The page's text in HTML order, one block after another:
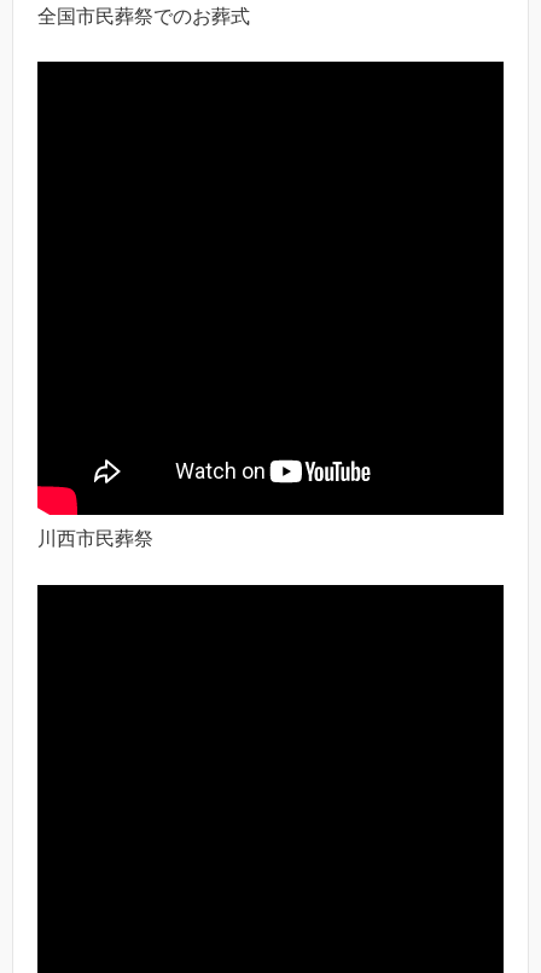
全国市民葬祭でのお葬式
川西市民葬祭